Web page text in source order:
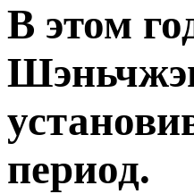
В этом
период.